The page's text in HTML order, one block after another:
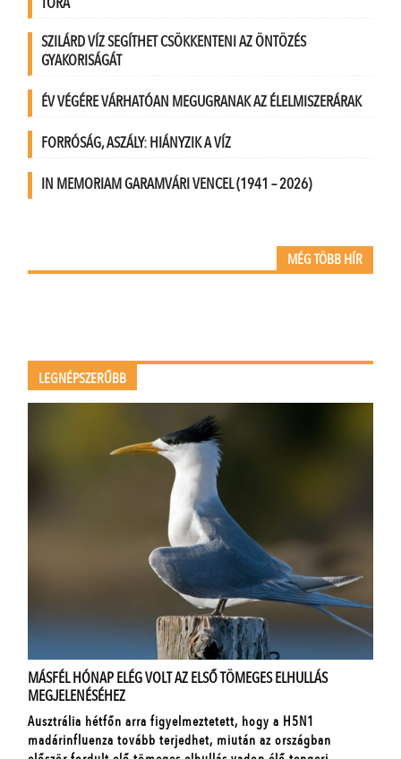
SZILÁRD VÍZ SEGÍTHET CSÖKKENTENI AZ ÖNTÖZÉS
GYAKORISÁGÁT
ÉV VÉGÉRE VÁRHATÓAN MEGUGRANAK AZ ÉLELMISZERÁRAK
FORRÓSÁG, ASZÁLY: HIÁNYZIK A VÍZ
IN MEMORIAM GARAMVÁRI VENCEL (1941 – 2026)
MÉG TÖBB HÍR
LEGNÉPSZERŰBB